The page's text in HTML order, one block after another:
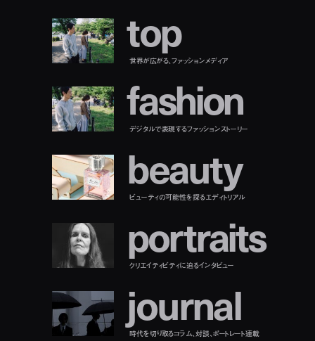
top
世界が広がる、ファッションメディア
fashion
デジタルで表現するファッションストーリー
beauty
ビューティの可能性を探るエディトリアル
portraits
クリエイティビティに迫るインタビュー
journal
時代を切り取るコラム、対談、ポートレート連載